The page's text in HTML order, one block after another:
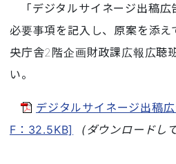
「デジタルサイネージ出稿広
必要事項を記入し、原案を添え
央庁舎2階企画財政課広報広聴
い。
デジタルサイネージ出稿
F：32.5KB]
(ダウンロードし